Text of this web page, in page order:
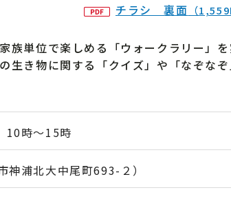
チラシ 裏面 （
族単位で楽しめる「ウォークラリー」
生き物に関する「クイズ」や「なぞな
10時～15時
神浦北大中尾町693-２）